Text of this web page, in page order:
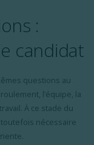
:
candidat
questions au
l’équipe, la
À ce stade du
nécessaire